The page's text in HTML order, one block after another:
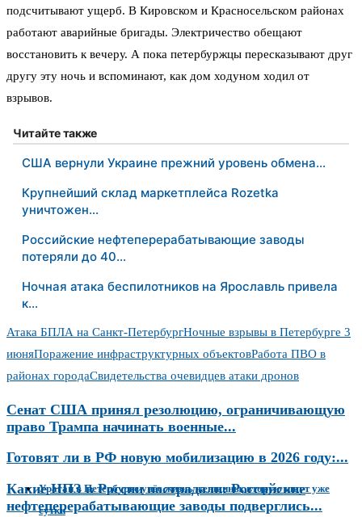
подсчитывают ущерб. В Кировском и Красносельском районах
работают аварийные бригады. Электричество обещают
восстановить к вечеру. А пока петербуржцы пересказывают друг
другу эту ночь и вспоминают, как дом ходуном ходил от
взрывов.
Читайте также
США вернули Украине прежний уровень обмена…
Крупнейший склад маркетплейса Rozetka
уничтожен…
Российские нефтеперерабатывающие заводы
потеряли до 40…
Ночная атака беспилотников на Ярославль привела
к…
Атака БПЛА на Санкт-ПетербургНочные взрывы в Петербурге 3
июняПоражение инфраструктурных объектовРабота ПВО в
районах городаСвидетельства очевидцев атаки дронов
Сенат США принял резолюцию, ограничивающую
право Трампа начинать военные...
Готовят ли в РФ новую мобилизацию в 2026 году:...
Какие НПЗ в России пострадали: Российские
нефтеперерабатывающие заводы подверглись...
Ураган в Петербурге унёс жизнь женщины, вторую ищут уже
сутки